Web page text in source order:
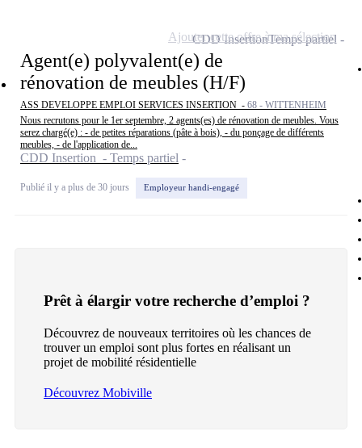
Agent(e) polyvalent(e) de
rénovation de meubles (H/F)
ASS DEVELOPPE EMPLOI SERVICES INSERTION - 68 - WITTENHEIM
Nous recrutons pour le 1er septembre, 2 agents(es) de rénovation de meubles. Vous
serez chargé(e) : - de petites réparations (pâte à bois), - du ponçage de différents
meubles, - de l'application de...
CDD Insertion - Temps partiel
Publié il y a plus de 30 jours Employeur handi-engagé
CDD InsertionTemps partiel
Ajouter cette offre à ma sélection
Prêt à élargir votre recherche d’emploi ?
Découvrez de nouveaux territoires où les chances de
trouver un emploi sont plus fortes en réalisant un
projet de mobilité résidentielle
Découvrez Mobiville